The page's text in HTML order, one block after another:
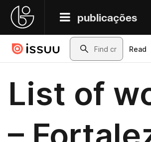
publicações